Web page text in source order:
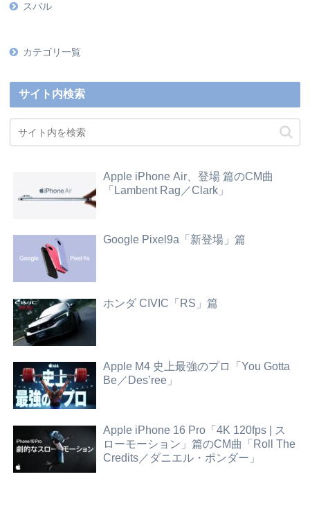
スバル
カテゴリ一覧
サイト内検索
Apple iPhone Air、登場 篇のCM曲
「Lambent Rag／Clark」
Google Pixel9a「新登場」篇
ホンダ CIVIC「RS」篇
Apple M4 史上最強のプロ「You Gotta
Be／Des’ree」
Apple iPhone 16 Pro「4K 120fps | ス
ローモーション」篇のCM曲「Roll The
Credits／ダニエル・ポンダー」